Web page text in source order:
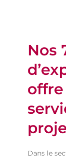
Nos
Dans le